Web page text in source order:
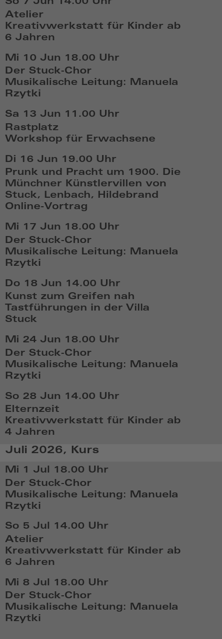
2026,
14:05
So 7 Jun
14.00 Uhr
Atelier
Kreativwerkstatt für Kinder ab
6 Jahren
Jun
7
2026,
14:06
Mi 10 Jun
18.00 Uhr
Der Stuck-Chor
Musikalische Leitung: Manuela
Rzytki
Jun
10
2026,
Sa 13 Jun
11.00 Uhr
Rastplatz
Workshop für Erwachsene
Jun
13
2026,
11:06
Di 16 Jun
19.00 Uhr
Prunk und Pracht um 1900. Die
Münchner Künstlervillen von
Stuck, Lenbach, Hildebrand
Online-Vortrag
Jun
16
2026,
19:06
Mi 17 Jun
18.00 Uhr
Der Stuck-Chor
Musikalische Leitung: Manuela
Rzytki
Jun
17
2026,
18:06
Do 18 Jun
14.00 Uhr
Kunst zum Greifen nah
Tastführungen in der Villa
Stuck
Jun
18
2026,
14:06
Mi 24 Jun
18.00 Uhr
Der Stuck-Chor
Musikalische Leitung: Manuela
Rzytki
Jun
24
2026,
18:06
So 28 Jun
14.00 Uhr
Elternzeit
Kreativwerkstatt für Kinder ab
4 Jahren
So,
Jun
28
2026,
14:06
Juli 2026, Kurs
Mi 1 Jul
18.00 Uhr
Der Stuck-Chor
Musikalische Leitung: Manuela
Rzytki
Jul
1
2026,
18:07
So 5 Jul
14.00 Uhr
Atelier
Kreativwerkstatt für Kinder ab
6 Jahren
Jul
5
2026,
14:07
Mi 8 Jul
18.00 Uhr
Der Stuck-Chor
Musikalische Leitung: Manuela
Rzytki